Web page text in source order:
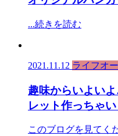
...続きを読む
2021.11.12 ライフオ
趣味からいよい
レット作っちゃ
このブログを見てく